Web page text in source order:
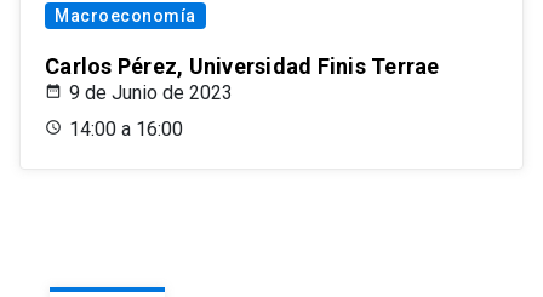
Macroeconomía
Carlos Pérez, Universidad Finis Terrae
9 de Junio de 2023
14:00 a 16:00